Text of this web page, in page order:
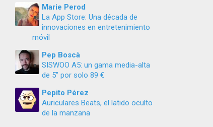
Marie Perod
La App Store: Una década de
innovaciones en entretenimiento
móvil
Pep Boscà
SISWOO A5: un gama media-alta
de 5″ por solo 89 €
Pepito Pérez
Auriculares Beats, el latido oculto
de la manzana